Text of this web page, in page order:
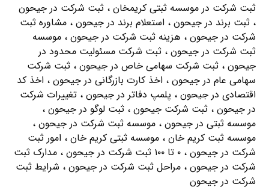
ثبت شرکت در موسسه ثبتی کریمخان ، ثبت شرکت در جیحون
، ثبت برند در جیحون ، استعلام برند در جیحون ، مشاوره ثبت
شرکت در جیحون ، هزینه ثبت شرکت در جیحون ، موسسه
ثبت شرکت در جیحون ، ثبت شرکت مسئولیت محدود در
جیحون ، ثبت شرکت سهامی خاص در جیحون ، ثبت شرکت
سهامی عام در جیحون ، اخذ کارت بازرگانی در جیحون ، اخذ کد
اقتصادی در جیحون ، پلمپ دفاتر در جیحون ، تغییرات شرکت
در جیحون ، ثبت شرکت جیحون ، ثبت لوگو در جیحون ،
موسسه ثبتی در جیحون ، موسسه ثبت شرکت در جیحون ،
موسسه ثبت کریم خان ، موسسه ثبتی کریم خان ، امور ثبت
شرکت در جیحون ، ۰ تا ۱۰۰ ثبت شرکت در جیحون ، مدارک ثبت
شرکت در جیحون ، مراحل ثبت شرکت در جیحون ، شرایط ثبت
شرکت در جیحون